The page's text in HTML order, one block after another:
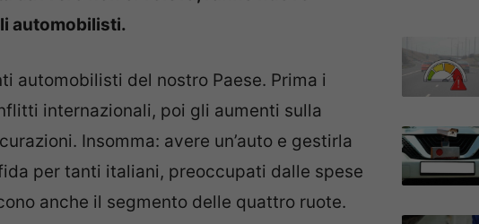
automobilisti.
automobilisti del nostro Paese. Prima i
internazionali, poi gli aumenti sulla
Insomma: avere un’auto e gestirla
per tanti italiani, preoccupati dalle spese
anche il segmento delle quattro ruote.